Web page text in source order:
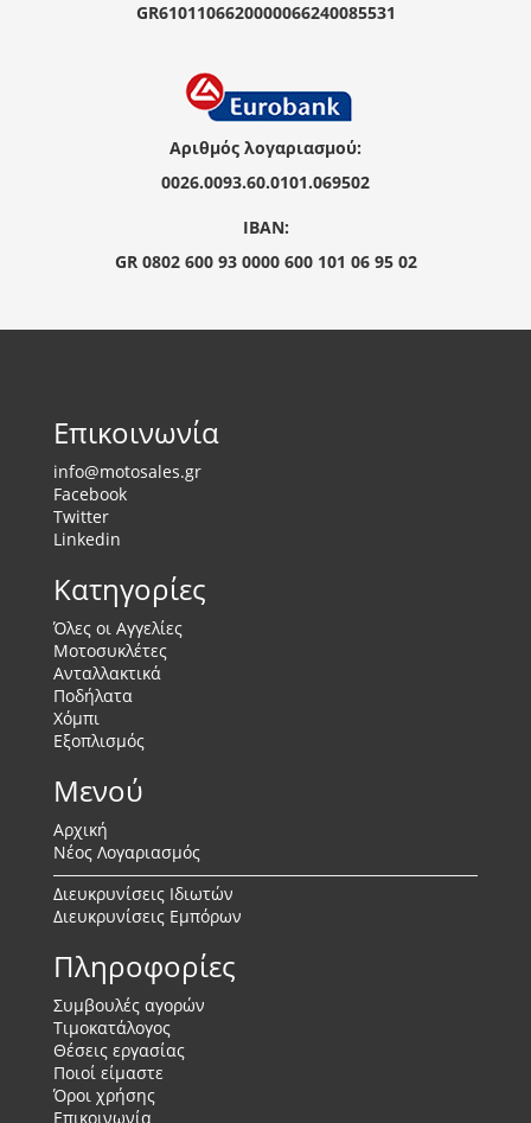
GR6101106620000066240085531
Αριθμός λογαριασμού:
0026.0093.60.0101.069502
IBAN:
GR 0802 600 93 0000 600 101 06 95 02
Επικοινωνία
info@motosales.gr
Facebook
Twitter
Linkedin
Κατηγορίες
Όλες οι Αγγελίες
Μοτοσυκλέτες
Ανταλλακτικά
Ποδήλατα
Χόμπι
Εξοπλισμός
Μενού
Αρχική
Νέος Λογαριασμός
Διευκρυνίσεις Ιδιωτών
Διευκρυνίσεις Εμπόρων
Πληροφορίες
Συμβουλές αγορών
Τιμοκατάλογος
Θέσεις εργασίας
Ποιοί είμαστε
Όροι χρήσης
Επικοινωνία